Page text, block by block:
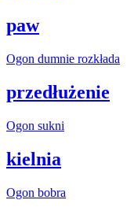
paw
Ogon dumnie rozkłada
przedłużenie
Ogon sukni
kielnia
Ogon bobra